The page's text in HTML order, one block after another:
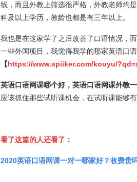
线，而且外教上筛选很严格，外教老师均
科及以上学历，教龄也都是有三年以上。
我也是在这家学了之后改善了口语情况，
一些外国项目，我觉得我学的那家英语口
【https://www.spiiker.com/kouyu/
英语口语网课哪个好，英语口语网课外教
应该抓住那些试听课机会，在试听课能够
看了这篇的人还看了：
2020英语口语网课一对一哪家好？收费贵